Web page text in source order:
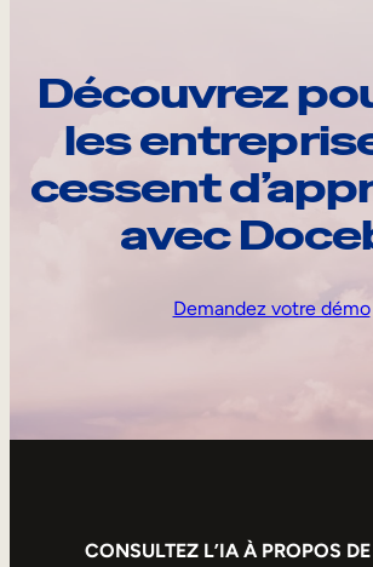
Découvrez
les
cessent
avec
Demandez votre démo
CONSULTEZ L’IA À PROPOS